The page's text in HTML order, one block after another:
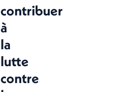
contribuer
à
la
lutte
contre